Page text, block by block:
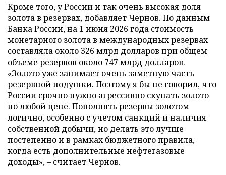
Кроме того, у России и так очень высокая доля
золота в резервах, добавляет Чернов. По данным
Банка России, на 1 июня 2026 года стоимость
монетарного золота в международных резервах
составляла около 326 млрд долларов при общем
объеме резервов около 747 млрд долларов.
«Золото уже занимает очень заметную часть
резервной подушки. Поэтому я бы не говорил, что
России срочно нужно агрессивно скупать золото
по любой цене. Пополнять резервы золотом
логично, особенно с учетом санкций и наличия
собственной добычи, но делать это лучше
постепенно и в рамках бюджетного правила,
когда есть дополнительные нефтегазовые
доходы», – считает Чернов.